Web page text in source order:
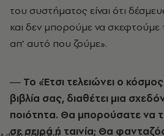
του συστήματος είναι ότι
και δεν μπορούμε να σκεφτούμε
απ’ αυτό που ζούμε».
― Το «Έτσι τελειώνει ο
βιβλία σας, διαθέτει μια
ποιότητα. Θα μπορούσατε να
σε σειρά ή ταινία; Θα